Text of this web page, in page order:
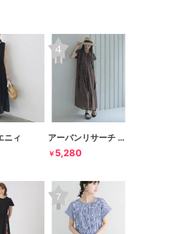
ニィ アーバンリサーチ サニーレーベル
￥ 5,280